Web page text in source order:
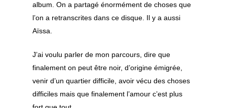
album. On a partagé énormément de choses que
l’on a retranscrites dans ce disque. Il y a aussi
Aïssa.
J’ai voulu parler de mon parcours, dire que
finalement on peut être noir, d’origine émigrée,
venir d’un quartier difficile, avoir vécu des choses
difficiles mais que finalement l’amour c’est plus